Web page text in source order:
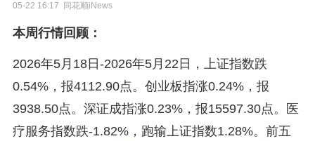
05-22 16:17 同花顺iNews
本周行情回顾：
2026年5月18日-2026年5月22日，上证指数跌
0.54%，报4112.90点。创业板指涨0.24%，报
3938.50点。深证成指涨0.23%，报15597.30点。医
疗服务指数跌-1.82%，跑输上证指数1.28%。前五